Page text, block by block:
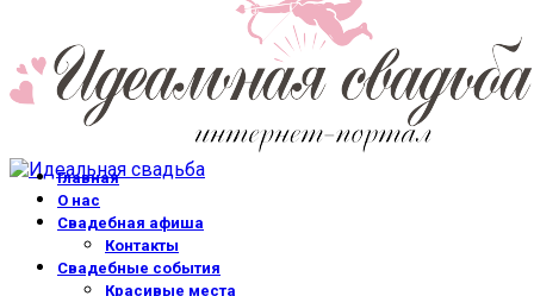
Главная
О нас
Свадебная афиша
Контакты
Свадебные события
Красивые места